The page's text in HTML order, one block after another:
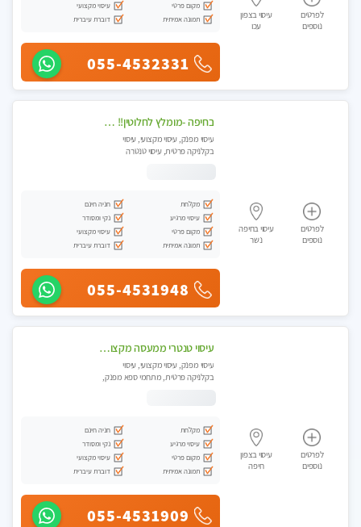
לפרטים
נוספים
עיסוי בצפון
עכו
מקום פרטי
עיסוי מקצועי
תמונה אמיתית
דוברת עיברית
055-4532331
לפרטים
נוספים
עיסוי בחיפה
נשר
בחיפה -מומלץ לחלוטין!! מעסה יפה איכותית מקצועית ומפנקת מאוד פרטי מומלץ בחום.עיסוי מפנק מאוווד.
עיסוי מפנק, עיסוי מקצועי, עיסוי
בקלניקה פרטית, עיסוי טנטרה
מקלחת
חניה חינם
עיסוי מרגיע
נקי ומסודר
מקום פרטי
עיסוי מקצועי
תמונה אמיתית
דוברת עיברית
055-4531948
לפרטים
נוספים
עיסוי בצפון
חיפה
עיסוי טנטרי ממעסה מקצועית. חוויה מעולם אחר שכל אחד צריך לנסות. מעסה צעירה, אנרגיה נשית, ☺️❤️
עיסוי מפנק, עיסוי מקצועי, עיסוי
בקלניקה פרטית, מתחמי ספא מפנק,
מקלחת
חניה חינם
עיסוי מרגיע
נקי ומסודר
מקום פרטי
עיסוי מקצועי
תמונה אמיתית
דוברת עיברית
055-4531909